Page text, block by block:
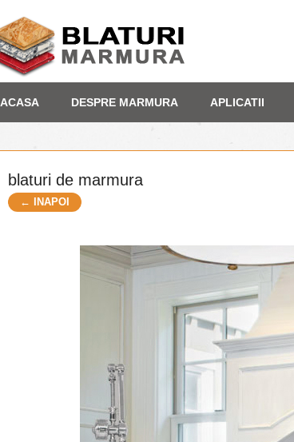
ACASA DESPRE MARMURA APLICATII
blaturi de marmura
← INAPOI